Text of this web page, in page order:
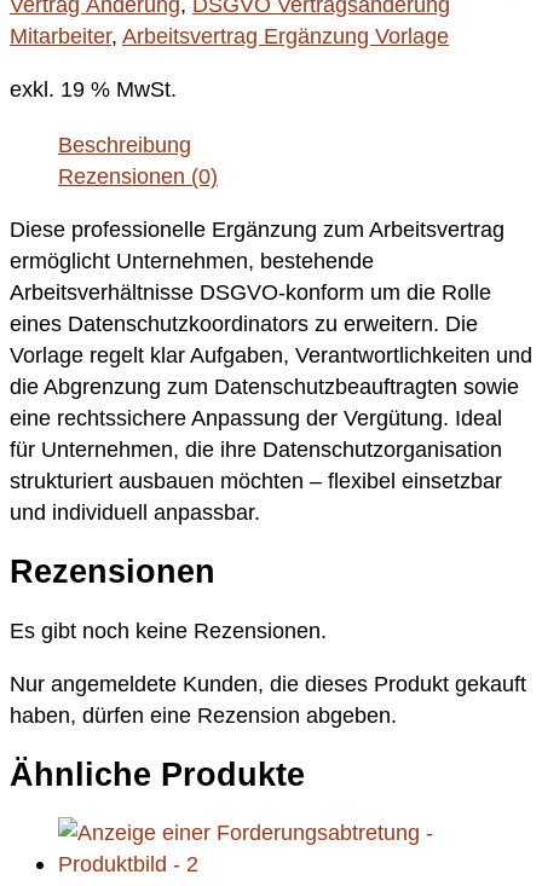
Mitarbeiter, Arbeitsvertrag Ergänzung Vorlage
exkl. 19 % MwSt.
Beschreibung
Rezensionen (0)
Diese professionelle Ergänzung zum Arbeitsvertrag
ermöglicht Unternehmen, bestehende
Arbeitsverhältnisse DSGVO-konform um die Rolle
eines Datenschutzkoordinators zu erweitern. Die
Vorlage regelt klar Aufgaben, Verantwortlichkeiten und
die Abgrenzung zum Datenschutzbeauftragten sowie
eine rechtssichere Anpassung der Vergütung. Ideal
für Unternehmen, die ihre Datenschutzorganisation
strukturiert ausbauen möchten – flexibel einsetzbar
und individuell anpassbar.
Rezensionen
Es gibt noch keine Rezensionen.
Nur angemeldete Kunden, die dieses Produkt gekauft
haben, dürfen eine Rezension abgeben.
Ähnliche Produkte